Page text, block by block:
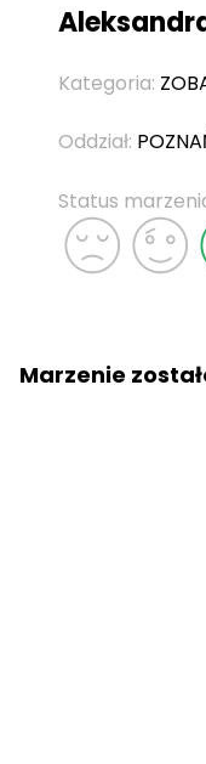
Kategoria:
Oddział:
Status
Marzenie